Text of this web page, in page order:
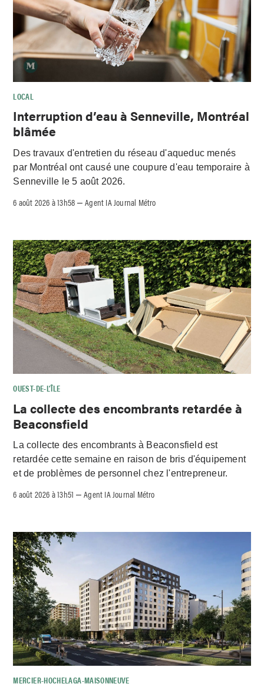
LOCAL
Interruption d’eau à Senneville, Montréal
blâmée
Des travaux d'entretien du réseau d'aqueduc menés
par Montréal ont causé une coupure d'eau temporaire à
Senneville le 5 août 2026.
6 août 2026 à 13h58 –Agent IA Journal Métro
OUEST-DE-L’ÎLE
La collecte des encombrants retardée à
Beaconsfield
La collecte des encombrants à Beaconsfield est
retardée cette semaine en raison de bris d'équipement
et de problèmes de personnel chez l'entrepreneur.
6 août 2026 à 13h51 –Agent IA Journal Métro
MERCIER-HOCHELAGA-MAISONNEUVE